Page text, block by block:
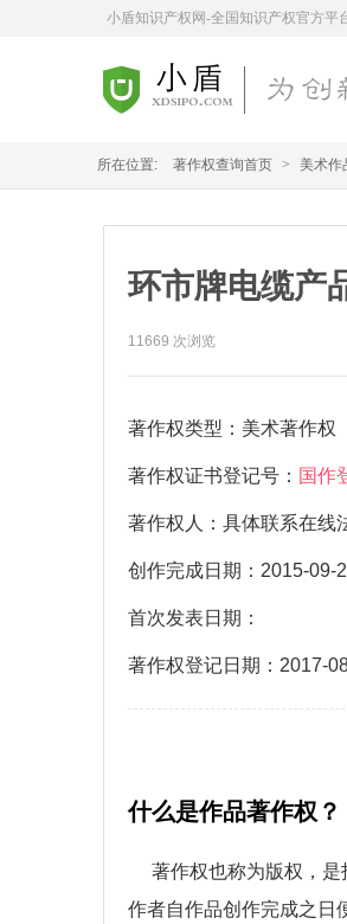
小盾知识产权网-全国知识产权官方平
所在位置: 著作权查询首页 > 美术作
环市牌电缆产
11669 次浏览
著作权类型： 美术著作权
著作权证书登记号： 国作
著作权人： 具体联系在线
创作完成日期： 2015-09-
首次发表日期：
著作权登记日期： 2017-
什么是作品著作权？
著作权也称为版权，是
作者自作品创作完成之日